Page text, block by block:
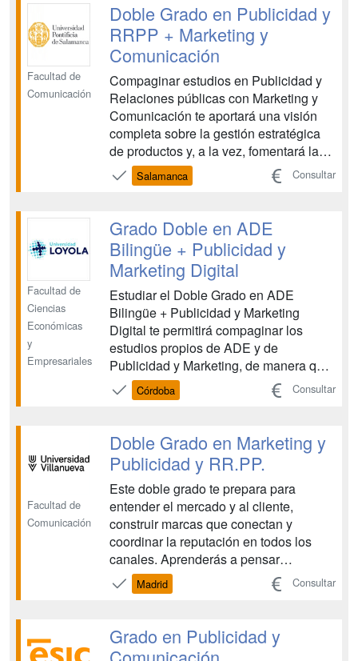
Facultad de
Comunicación
Doble Grado en Publicidad y
RRPP + Marketing y
Comunicación
Compaginar estudios en Publicidad y
Relaciones públicas con Marketing y
Comunicación te aportará una visión
completa sobre la gestión estratégica
de productos y, a la vez, fomentará la
investigación y tu desarrollo creativo. ...
Salamanca Consultar
Facultad de
Ciencias
Económicas
y
Empresariales
Grado Doble en ADE
Bilingüe + Publicidad y
Marketing Digital
Estudiar el Doble Grado en ADE
Bilingüe + Publicidad y Marketing
Digital te permitirá compaginar los
estudios propios de ADE y de
Publicidad y Marketing, de manera que
al finalizar tus estudios dispondrás de
dos titulaciones superiores y una
ampliar tu horizonte profesional. Se
trata de una formación que integra d...
Córdoba Consultar
Facultad de
Comunicación
Doble Grado en Marketing y
Publicidad y RR.PP.
Este doble grado te prepara para
entender el mercado y al cliente,
construir marcas que conectan y
coordinar la reputación en todos los
canales. Aprenderás a pensar
estratégicamente y a crear —desde la
idea hasta la ejecución y la medición—
clase se convierte en taller, proyecto y
simulación. Trabajarás con b...
Madrid Consultar
Grado en Publicidad y